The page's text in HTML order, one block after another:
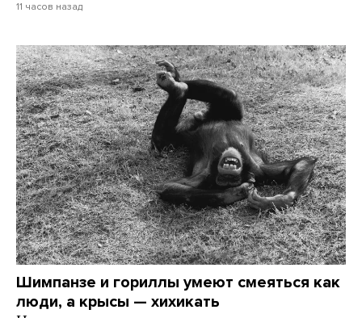
11 часов назад
Шимпанзе и гориллы умеют смеяться как
люди, а крысы — хихикать